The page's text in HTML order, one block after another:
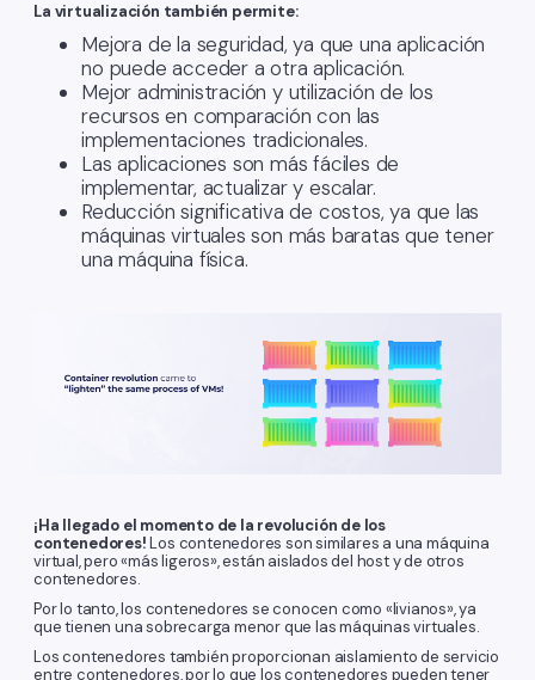
La virtualización también permite:
Mejora de la seguridad, ya que una aplicación
no puede acceder a otra aplicación.
Mejor administración y utilización de los
recursos en comparación con las
implementaciones tradicionales.
Las aplicaciones son más fáciles de
implementar, actualizar y escalar.
Reducción significativa de costos, ya que las
máquinas virtuales son más baratas que tener
una máquina física.
¡Ha llegado el momento de la revolución de los
contenedores!Los contenedores son similares a una máquina
virtual, pero «más ligeros», están aislados del host y de otros
contenedores.
Por lo tanto, los contenedores se conocen como «livianos», ya
que tienen una sobrecarga menor que las máquinas virtuales.
Los contenedores también proporcionan aislamiento de servicio
entre contenedores, por lo que los contenedores pueden tener